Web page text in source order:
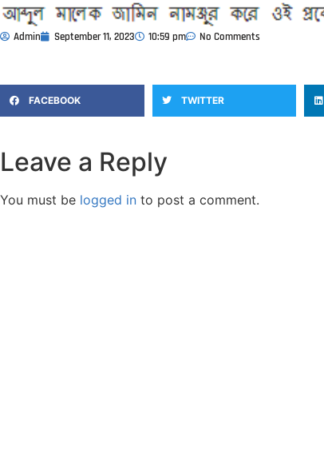
Admin September 11, 2023 10:59 pm No Comments
FACEBOOK TWITTER
Leave a Reply
You must be logged in to post a comment.